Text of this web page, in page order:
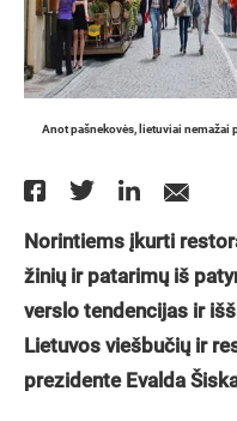
Anot pašnekovės, lietuviai
Norintiems įkurti
žinių ir patarimų iš
verslo tendencijas ir
Lietuvos viešbučių ir
prezidente Evalda